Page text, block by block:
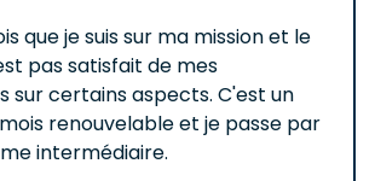
que je suis sur ma mission et le
pas satisfait de mes
sur certains aspects. C'est un
renouvelable et je passe par
intermédiaire.